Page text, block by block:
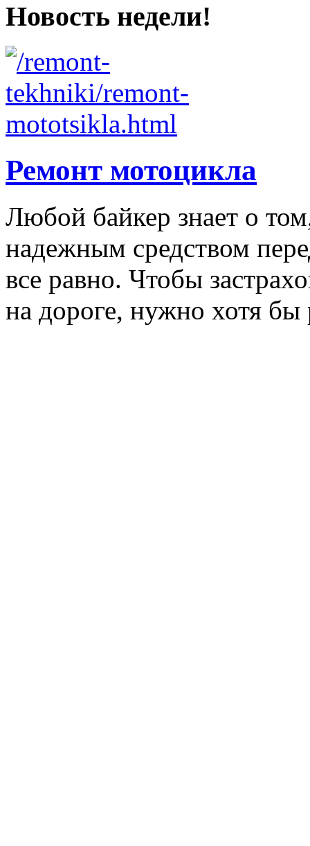
Новость недели!
Ремонт мотоцикла
Любой байкер знает о
надежным средством
все равно. Чтобы
на дороге, нужно хотя бы